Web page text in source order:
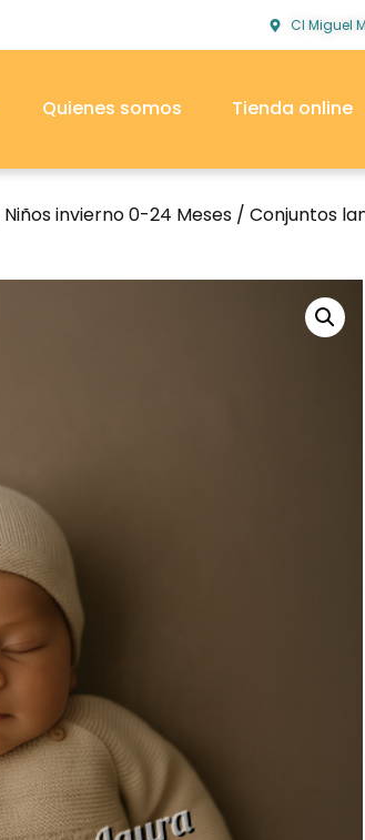
Cl Miguel
Quienes somos Tienda online
Niños invierno 0-24 Meses / Conjuntos